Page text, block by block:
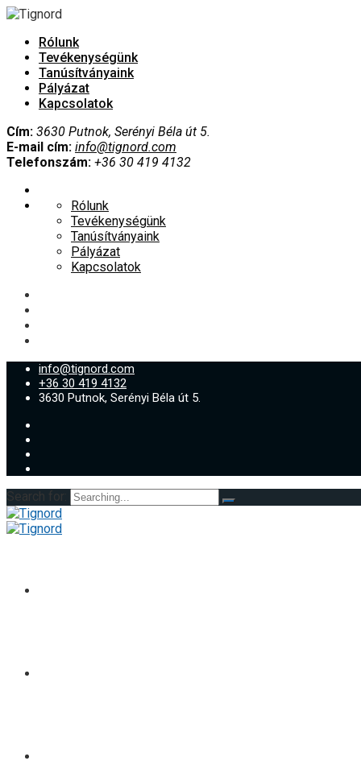
Rólunk
Tevékenységünk
Tanúsítványaink
Pályázat
Kapcsolatok
Cím: 3630 Putnok, Serényi Béla út 5.
E-mail cím: info@tignord.com
Telefonszám: +36 30 419 4132
Rólunk
Tevékenységünk
Tanúsítványaink
Pályázat
Kapcsolatok
info@tignord.com
+36 30 419 4132
3630 Putnok, Serényi Béla út 5.
Search for: